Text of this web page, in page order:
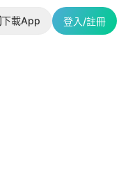
下載App 登入/註冊